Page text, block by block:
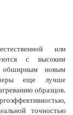
или
с высоким
обширным новым
еще лучше
образцов.
точностью